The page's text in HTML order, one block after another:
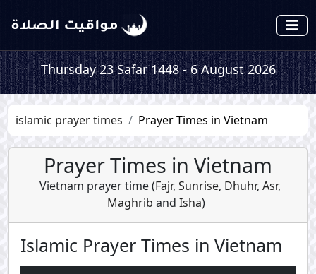
Thursday 23 Safar 1448 - 6 August 2026
islamic prayer times Prayer Times in Vietnam
Prayer Times in Vietnam
Vietnam prayer time (Fajr, Sunrise, Dhuhr, Asr,
Maghrib and Isha)
Islamic Prayer Times in Vietnam